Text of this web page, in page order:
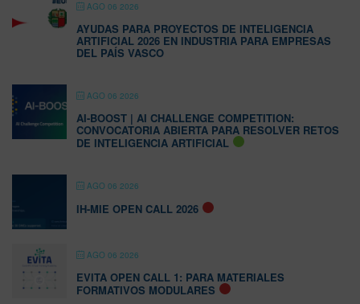
AGO 06 2026
AYUDAS PARA PROYECTOS DE INTELIGENCIA
ARTIFICIAL 2026 EN INDUSTRIA PARA EMPRESAS
DEL PAÍS VASCO
AGO 06 2026
AI-BOOST | AI CHALLENGE COMPETITION:
CONVOCATORIA ABIERTA PARA RESOLVER RETOS
DE INTELIGENCIA ARTIFICIAL
AGO 06 2026
IH-MIE OPEN CALL 2026
AGO 06 2026
EVITA OPEN CALL 1: PARA MATERIALES
FORMATIVOS MODULARES